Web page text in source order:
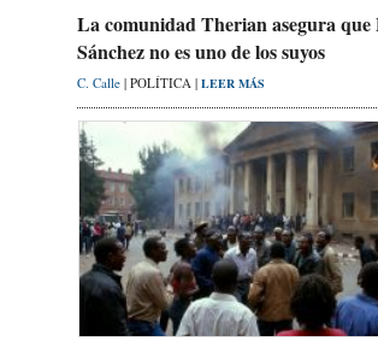
La comunidad Therian asegura que
Sánchez no es uno de los suyos
C. Calle | POLÍTICA | LEER MÁS